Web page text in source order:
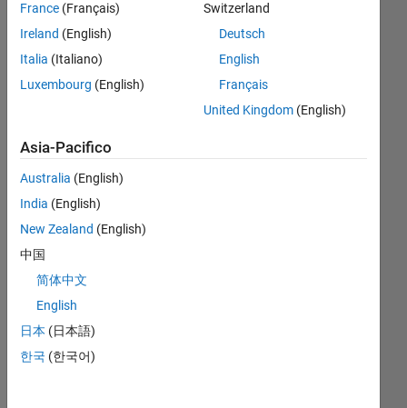
M…
CONTRIBUTI L
1
L
08/20
04/21
12/21
08/22
04/23
12/23
08/24
04/25
12/25
08/26
05/21
02/22
11/22
08/23
05/24
02/25
11/25
06/21
04/22
02/23
10/24
08/25
06/26
RANK
France (Français)
Ireland (English)
Italia (Italiano)
Luxembourg (English)
Switzerland
Deutsch
English
Français
United Kingdom(English)
Asia-Pacifico
Australia (English)
India (English)
New Zealand (English)
中国
简体中文
English
日本 (日本語)
한국 (한국어)